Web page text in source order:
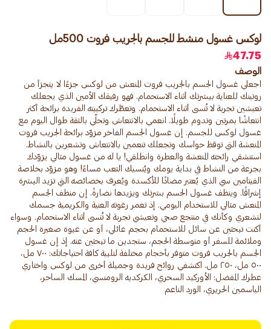
لوكس غسول منشط للجسم بالجريب فروت 500مل
47.75
الوصف
اجعلي غسول الجسم بالجريب فروت المنعش من لوكس جزءًا لا يتجزأ من
روتينك للعناية ببشرتك أثناء الاستحمام. فهو رفيقك الأمين الذي يجعلك
تعيشين تجربة لا تُنسى أثناء الاستحمام. وتعطّرك تركيبته الفريدة برائحة أكثر
انتعاشًا بمرتين وتدوم طويلًا. انعمي بالانتعاش وتحلّي بالثقة طوال اليوم مع
غسول لوكس للجسم. إن غسول الجسم الفاخر مزوّد برائحة الجريب فروت
المنعشة التي توقظ حواسك وتجعلك تنعمين بالانتعاش وتشعرين بالنشاط.
استنشقي رائحته المنعشة والعطرة وانطلقي! يا له من غسول مثالي يزوّدك
بجرعة من النشاط في بداية يومك ويُنسيك التعب مساءً! وهو مزوّد بخلاصة
الفيتامين سي الذي يُعتبر مضادًا للأكسدة ويُعرف بخصائصه التي تزيد البشرة
إشراقًا. وينظف غسول الجسم بشرتك ويزيدها نضارةً. إن منظف الجسم
المنعش مثالي للاستخدام اليومي. إذ تغمر رغوته الغنية والكريمية جسمك
لتشعري وكأنك في منتجع صحي وتعيشي تجربة لا تُنسى أثناء الاستحمام. وسواء
أكنت تبحثين عن سائل للاستحمام بحجم عائلي، أو عن عبوة صغيرة الحجم
وملائمة للسفر أو متوسطة الحجم، ستجدين ما تبحثين عنه. إذ إن غسول
الجسم بالجريب فروت متوفر بأحجام مختلفة لتلبية كافة احتياجاتك: ٧٠٠ مل،
٥٠٠ مل، ٢٥٠ مل. اكتشفي روائح فريدة وجميلة أخرى من لوكس واختاري
عطرك المفضل: الأوركيد السحري، الكركديه الرومنسي، المسك الساحر،
الياسمين الحريري، الورد الناعم